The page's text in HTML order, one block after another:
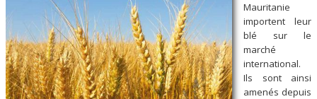
Mauritanie
importent leur
blé sur le
marché
international.
Ils sont ainsi
amenés depuis